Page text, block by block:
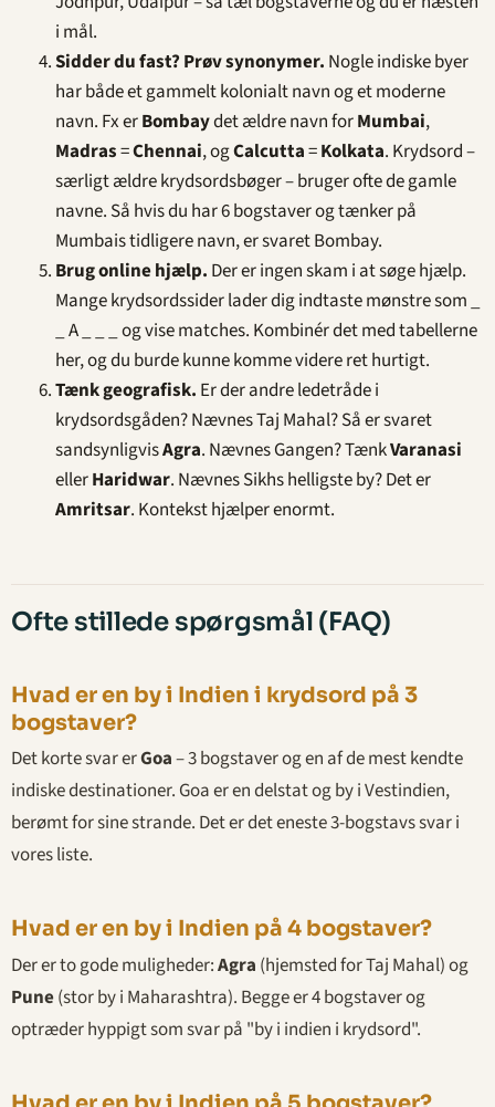
i mål.
Sidder du fast? Prøv synonymer. Nogle indiske byer
har både et gammelt kolonialt navn og et moderne
navn. Fx erBombaydet ældre navn forMumbai,
Madras=Chennai, ogCalcutta=Kolkata. Krydsord –
særligt ældre krydsordsbøger – bruger ofte de gamle
navne. Så hvis du har 6 bogstaver og tænker på
Mumbais tidligere navn, er svaret Bombay.
Brug online hjælp. Der er ingen skam i at søge hjælp.
Mange krydsordssider lader dig indtaste mønstre som _
_ A _ _ _ og vise matches. Kombinér det med tabellerne
her, og du burde kunne komme videre ret hurtigt.
Tænk geografisk. Er der andre ledetråde i
krydsordsgåden? Nævnes Taj Mahal? Så er svaret
sandsynligvisAgra. Nævnes Gangen? TænkVaranasi
ellerHaridwar. Nævnes Sikhs helligste by? Det er
Amritsar. Kontekst hjælper enormt.
Ofte stillede spørgsmål (FAQ)
Hvad er en by i Indien i krydsord på 3
bogstaver?
Det korte svar erGoa– 3 bogstaver og en af de mest kendte
indiske destinationer. Goa er en delstat og by i Vestindien,
berømt for sine strande. Det er det eneste 3-bogstavs svar i
vores liste.
Hvad er en by i Indien på 4 bogstaver?
Der er to gode muligheder:Agra (hjemsted for Taj Mahal) og
Pune(stor by i Maharashtra). Begge er 4 bogstaver og
optræder hyppigt som svar på "by i indien i krydsord".